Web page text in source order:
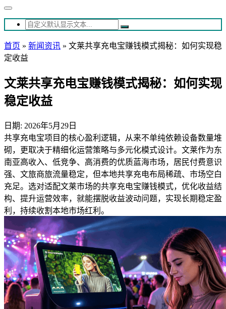
首页 » 新闻资讯 » 文莱共享充电宝赚钱模式揭秘：如何实现稳
定收益
文莱共享充电宝赚钱模式揭秘：如何实现
稳定收益
日期: 2026年5月29日
共享充电宝项目的核心盈利逻辑，从来不单纯依赖设备数量堆
砌，更取决于精细化运营策略与多元化模式设计。文莱作为东
南亚高收入、低竞争、高消费的优质蓝海市场，居民付费意识
强、文旅商旅流量稳定，但本地共享充电布局稀疏、市场空白
充足。选对适配文莱市场的共享充电宝赚钱模式，优化收益结
构、提升运营效率，就能摆脱收益波动问题，实现长期稳定盈
利，持续收割本地市场红利。